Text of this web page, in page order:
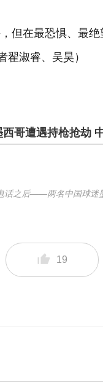
但在最恐惧、最
翟淑睿、吴昊）
西哥遭遇持枪抢劫
话之后——两名中国球迷
19